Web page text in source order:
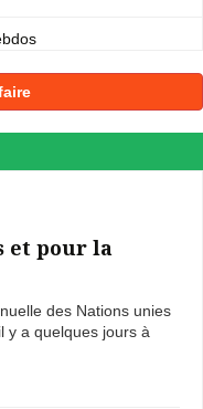
et pour la
des Nations unies
y a quelques jours à